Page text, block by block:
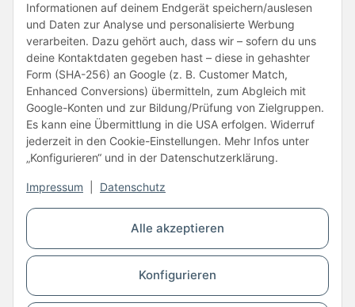
Alle akzeptieren
Konfigurieren
Informationen auf deinem Endgerät speichern/auslesen
und Daten zur Analyse und personalisierte Werbung
verarbeiten. Dazu gehört auch, dass wir – sofern du uns
deine Kontaktdaten gegeben hast – diese in gehashter
Form (SHA-256) an Google (z. B. Customer Match,
Enhanced Conversions) übermitteln, zum Abgleich mit
Google-Konten und zur Bildung/Prüfung von Zielgruppen.
Es kann eine Übermittlung in die USA erfolgen. Widerruf
jederzeit in den Cookie-Einstellungen. Mehr Infos unter
„Konfigurieren“ und in der Datenschutzerklärung.
Impressum Datenschutz
Unsere Partner
Vertrag widerrufen
* Alle Preise inkl. gesetzlicher USt., zzgl.Versand
© Copyright © 2026 www.kartons24.de
BB-Verpackungen GmbH
- Brendelweg 167, 27755 Delmenhorst - Telefon: